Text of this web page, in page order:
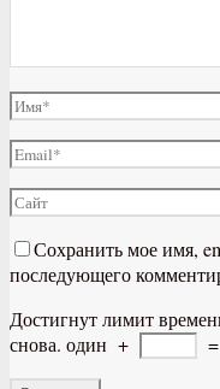
Сохранить мое имя,
последующего
Достигнут лимит
снова. один + =